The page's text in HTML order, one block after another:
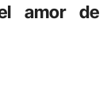
amor de